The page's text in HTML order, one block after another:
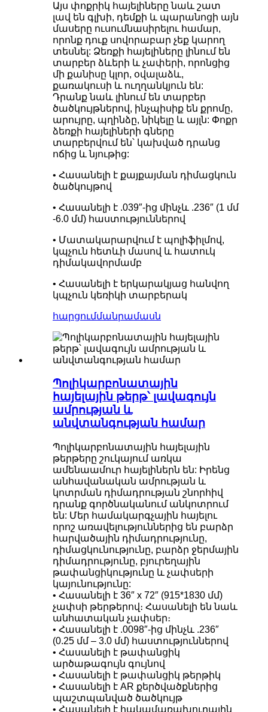
Այս փոքրիկ հայելիները նաև շատ
լավ են գլխի, դեմքի և պարանոցի այն
մասերը ուսումնասիրելու համար,
որոնք դուք սովորաբար չեք կարող
տեսնել: Ձեռքի հայելիները լինում են
տարբեր ձևերի և չափերի, որոնցից
մի քանիսը կլոր, օվալաձև,
քառակուսի և ուղղանկյուն են:
Դրանք նաև լինում են տարբեր
ծածկույթներով, ինչպիսիք են քրոմը,
արույրը, պղինձը, նիկելը և այլն: Փոքր
ձեռքի հայելիների գները
տարբերվում են՝ կախված դրանց
ոճից և նյութից:
• Հասանելի է քայքայման դիմացկուն
ծածկույթով
• Հասանելի է .039″-ից մինչև .236″ (1 մմ
-6.0 մմ) հաստություններով
• Մատակարարվում է պոլիֆիլմով,
կպչուն հետևի մասով և հատուկ
դիմակավորմամբ
• Հասանելի է երկարակյաց հանվող
կպչուն կեռիկի տարբերակ
հարցումմանրամասն
Պոլիկարբոնատային
հայելային թերթ՝ լավագույն
ամրության և
անվտանգության համար
Պոլիկարբոնատային հայելային
թերթերը շուկայում առկա
ամենաամուր հայելիներն են: Իրենց
անհավանական ամրության և
կոտրման դիմադրության շնորհիվ
դրանք գործնականում անկոտրում
են: Մեր համակարգչային հայելու
որոշ առավելություններից են բարձր
հարվածային դիմադրությունը,
դիմացկունությունը, բարձր ջերմային
դիմադրությունը, բյուրեղային
թափանցիկությունը և չափսերի
կայունությունը:
• Հասանելի է 36″ x 72″ (915*1830 մմ)
չափսի թերթերով։ Հասանելի են նաև
անհատական ​​չափսեր։
• Հասանելի է .0098″-ից մինչև .236″
(0.25 մմ – 3.0 մմ) հաստություններով
• Հասանելի է թափանցիկ
արծաթագույն գույնով
• Հասանելի է թափանցիկ թերթիկ
• Հասանելի է AR քերծվածքներից
պաշտպանված ծածկույթ
• Հասանելի է հակամառախուղային